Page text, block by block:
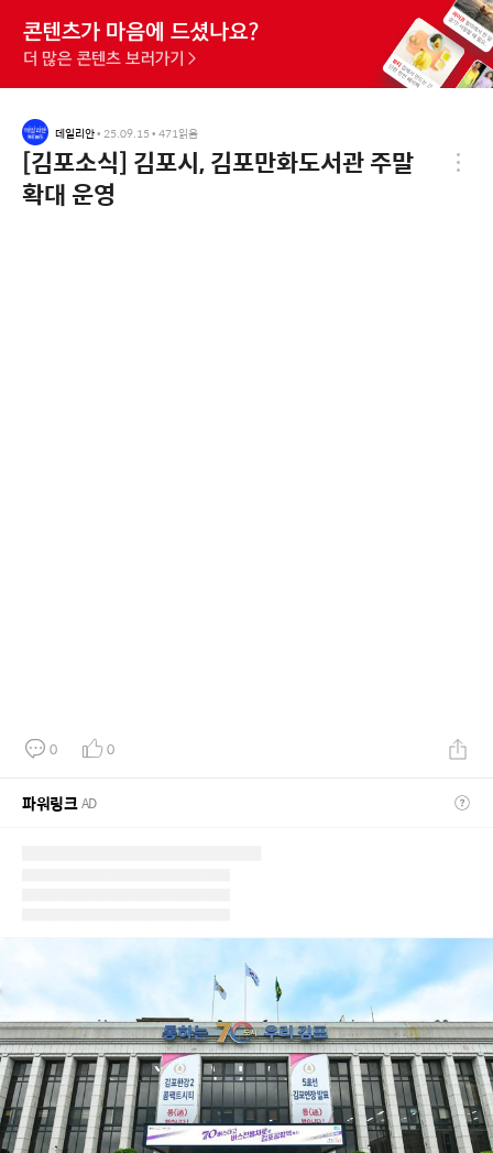
데일리안• 25.09.15• 471 읽음
[김포소식] 김포시, 김포만화도서관 주말
확대 운영
0 0
파워링크AD